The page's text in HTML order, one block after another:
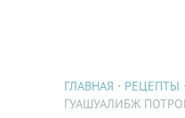
ГЛАВНАЯ РЕЦЕПТЫ
ГУАШУАЛИБЖ